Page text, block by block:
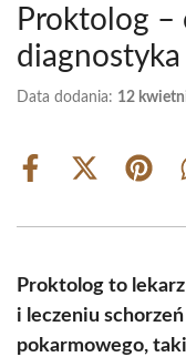
Proktolog –
Data dodania: 12
Share
Share
(Twitter)
Share
Proktolog to
i leczeniu
pokarmowego,